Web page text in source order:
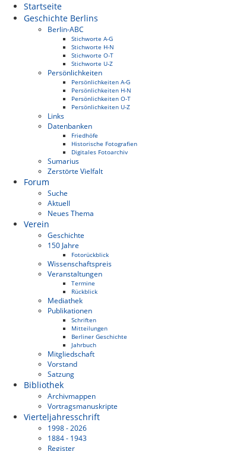
Startseite
Geschichte Berlins
Berlin-ABC
Stichworte A-G
Stichworte H-N
Stichworte O-T
Stichworte U-Z
Persönlichkeiten
Persönlichkeiten A-G
Persönlichkeiten H-N
Persönlichkeiten O-T
Persönlichkeiten U-Z
Links
Datenbanken
Friedhöfe
Historische Fotografien
Digitales Fotoarchiv
Sumarius
Zerstörte Vielfalt
Forum
Suche
Aktuell
Neues Thema
Verein
Geschichte
150 Jahre
Fotorückblick
Wissenschaftspreis
Veranstaltungen
Termine
Rückblick
Mediathek
Publikationen
Schriften
Mitteilungen
Berliner Geschichte
Jahrbuch
Mitgliedschaft
Vorstand
Satzung
Bibliothek
Archivmappen
Vortragsmanuskripte
Vierteljahresschrift
1998 - 2026
1884 - 1943
Register